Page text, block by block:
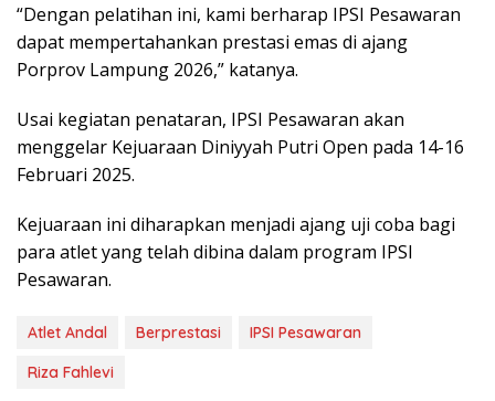
“Dengan pelatihan ini, kami berharap IPSI Pesawaran
dapat mempertahankan prestasi emas di ajang
Porprov Lampung 2026,” katanya.
Usai kegiatan penataran, IPSI Pesawaran akan
menggelar Kejuaraan Diniyyah Putri Open pada 14-16
Februari 2025.
Kejuaraan ini diharapkan menjadi ajang uji coba bagi
para atlet yang telah dibina dalam program IPSI
Pesawaran.
Atlet Andal Berprestasi
IPSI Pesawaran
Riza Fahlevi